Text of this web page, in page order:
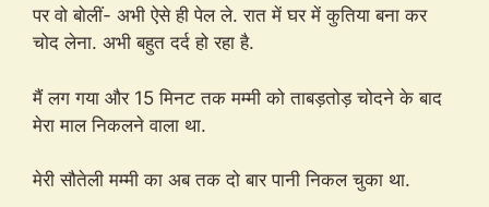
पर वो बोलीं- अभी ऐसे ही पेल ले. रात में घर में कुतिया बना कर
चोद लेना. अभी बहुत दर्द हो रहा है.
मैं लग गया और 15 मिनट तक मम्मी को ताबड़तोड़ चोदने के बाद
मेरा माल निकलने वाला था.
मेरी सौतेली मम्मी का अब तक दो बार पानी निकल चुका था.